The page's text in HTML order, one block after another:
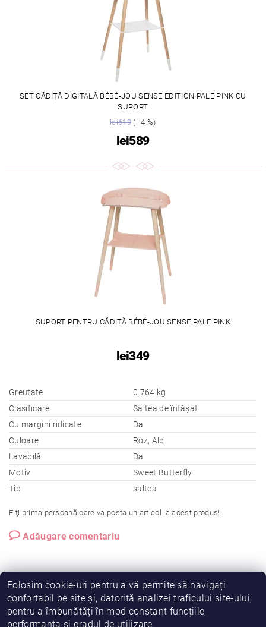
SET CĂDIȚĂ DIGITALĂ BÉBÉ-JOU SENSE EDITION PALE PINK CU
SUPORT
lei619 (–4 %)
lei589
SUPORT PENTRU CĂDIȚĂ BÉBÉ-JOU SENSE PALE PINK
lei349
Greutate
0.764 kg
Clasificare
Saltea de înfășat
Cu margini ridicate
Da
Culoare
Roz, Alb
Lavabilă
Da
Motiv
Sweet Butterfly
Tip
saltea
Fiţi prima persoană care va posta un articol la acest produs!
Adăugare comentariu
Vreau să fiu partener! Termeni și condiții
Folosim cookie-uri pentru a vă permite să navigați
confortabil pe site și, datorită analizei traficului site-ului,
pentru a îmbunătăți în mod constant funcțiile,
performanța și gradul de utilizare.